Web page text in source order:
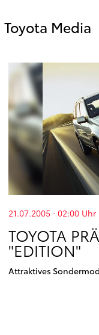
Toyota Media
21.07.2005 · 02:00 Uhr
TOYOTA
"EDITION"
Attraktives